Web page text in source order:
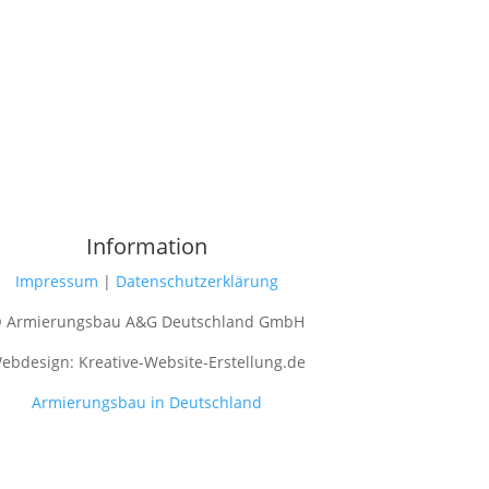
Information
Impressum | Datenschutzerklärung
A&G Deutschland GmbH
Kreative-Website-Erstellung.de
Armierungsbau in Deutschland